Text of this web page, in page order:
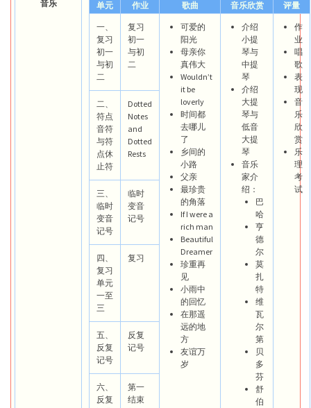
音乐 单元 作业 歌曲 音乐欣赏 评量
一、
复习
初一
与初
二
复习
初一
与初
二
可爱的
阳光
母亲你
真伟大
Wouldn’t
it be
loverly
时间都
去哪儿
了
乡间的
小路
父亲
最珍贵
的角落
If I were a
rich man
Beautiful
Dreamer
珍重再
见
小雨中
的回忆
在那遥
远的地
方
友谊万
岁
介绍
小提
琴与
中提
琴
介绍
大提
琴与
低音
大提
琴
音乐
家介
绍：
巴
哈
亨
德
尔
莫
扎
特
维
瓦
尔
第
贝
多
芬
舒
伯
作
业
唱
歌
表
现
音
乐
欣
赏
乐
理
考
试
二、
符点
音符
与符
点休
止符
Dotted
Notes
and
Dotted
Rests
三、
临时
变音
记号
临时
变音
记号
四、
复习
单元
一至
三
复习
五、
反复
记号
反复
记号
六、
反复
第一
结束